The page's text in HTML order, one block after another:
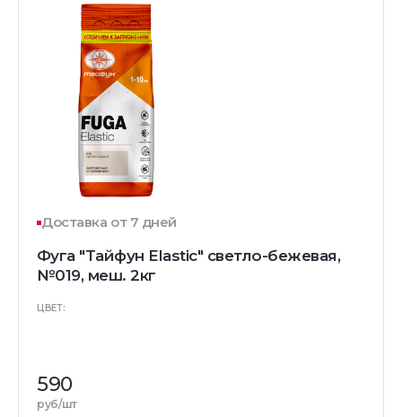
Доставка от 7 дней
Фуга "Тайфун Elastic" светло-бежевая,
№019, меш. 2кг
ЦВЕТ:
590
руб/шт